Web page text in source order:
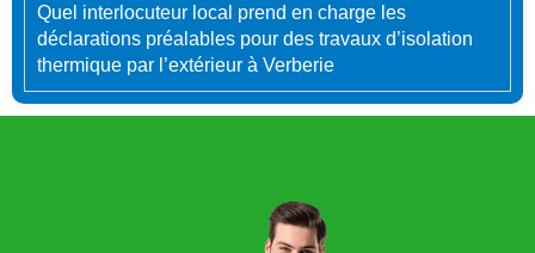
Quel interlocuteur local prend en charge les
déclarations préalables pour des travaux d’isolation
thermique par l’extérieur à Verberie